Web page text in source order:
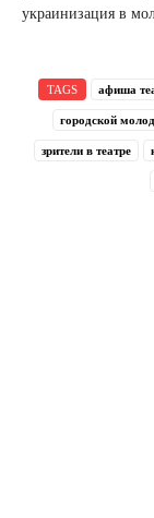
украинизация в
TAGS афиша
городской
зрители в театре